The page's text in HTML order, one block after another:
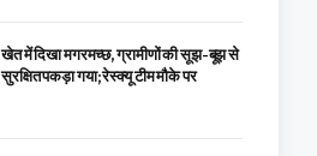
खेत में दिखा मगरमच्छ, ग्रामीणों की सूझ-बूझ से
सुरक्षित पकड़ा गया; रेस्क्यू टीम मौके पर